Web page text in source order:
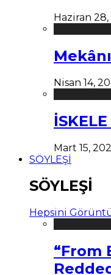
Haziran
Nisan 14,
Mart 15,
SÖYLEŞİ
SÖYLEŞİ
Hepsini
“From